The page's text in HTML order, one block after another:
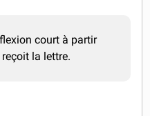
court à partir
la lettre.